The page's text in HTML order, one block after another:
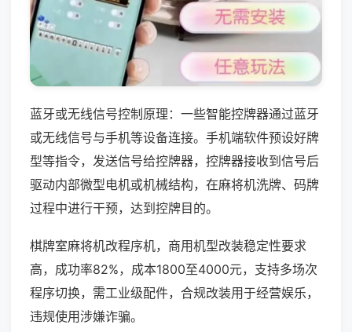
蓝牙或无线信号控制原理：一些智能控牌器通过蓝牙
或无线信号与手机等设备连接。手机端软件预设好牌
型等指令，发送信号给控牌器，控牌器接收到信号后
驱动内部微型电机或机械结构，在麻将机洗牌、码牌
过程中进行干预，达到控牌目的。
棋牌室麻将机改程序机，商用机型改装稳定性要求
高，成功率82%，成本1800至4000元，支持多场次
程序切换，需工业级配件，合规改装用于经营娱乐，
违规使用涉嫌诈骗。